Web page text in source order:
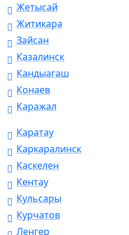
Жетысай
Житикара
Зайсан
Казалинск
Кандыагаш
Конаев
Каражал
Каратау
Каркаралинск
Каскелен
Кентау
Кульсары
Курчатов
Ленгер